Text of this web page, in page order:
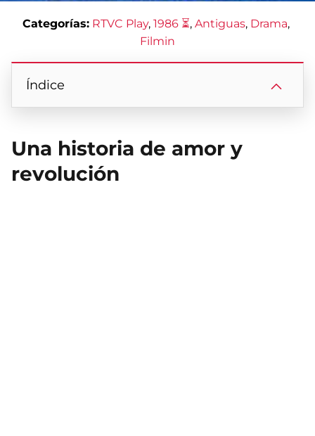
Categorías: RTVC Play, 1986 ⏳, Antiguas, Drama
Filmin
Índice
Una historia de amor y
revolución